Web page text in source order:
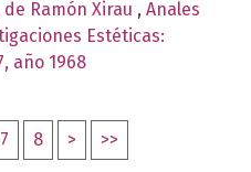
Ramón Xirau , Anales
Estéticas:
año 1968
7 8 > >>